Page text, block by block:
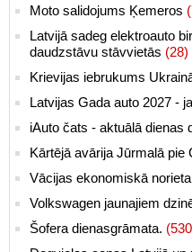
Moto salidojums Ķemeros
Latvijā sadeg elektroauto
daudzstāvu stāvvietās (28)
Krievijas iebrukums
Latvijas Gada auto 2027 -
iAuto čats - aktuālā dienas
Kārtējā avārija Jūrmalā pie
Vācijas ekonomiskā
Volkswagen jaunajiem
Šofera dienasgrāmata.